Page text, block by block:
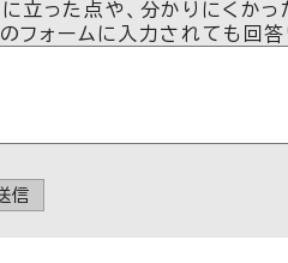
立った点や、分かりにくか
フォームに入力されても回
信